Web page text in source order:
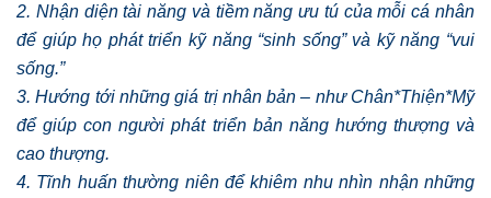
2. Nhận diện tài năng và tiềm năng ưu tú của mỗi cá nhân
để giúp họ phát triển kỹ năng “sinh sống” và kỹ năng “vui
sống.”
3. Hướng tới những giá trị nhân bản – như Chân*Thiện*Mỹ
để giúp con người phát triển bản năng hướng thượng và
cao thượng.
4. Tĩnh huấn thường niên để khiêm nhu nhìn nhận những